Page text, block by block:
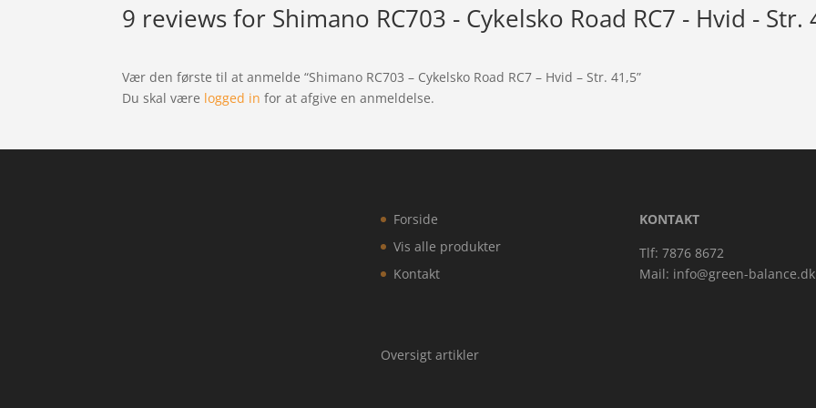
9 reviews for Shimano RC703 - Cykelsko Road RC7 - Hvid - Str.
Vær den første til at anmelde “Shimano RC703 – Cykelsko Road RC7 – Hvid – Str. 41,5”
Du skal være logged in for at afgive en anmeldelse.
Forside
Vis alle produkter
Kontakt
Oversigt artikler
KONTAKT
Tlf: 7876 8672
Mail: info@green-balance.dk